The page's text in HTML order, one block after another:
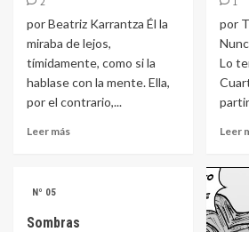
por Beatriz Karrantza Él la
miraba de lejos,
tímidamente, como si la
hablase con la mente. Ella,
por el contrario,...
Leer más
por
Lo
Leer
Nº 05
Sombras